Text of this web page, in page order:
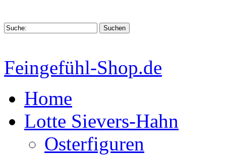
Feingefühl-Shop.de
Home
Lotte Sievers-Hahn
Osterfiguren